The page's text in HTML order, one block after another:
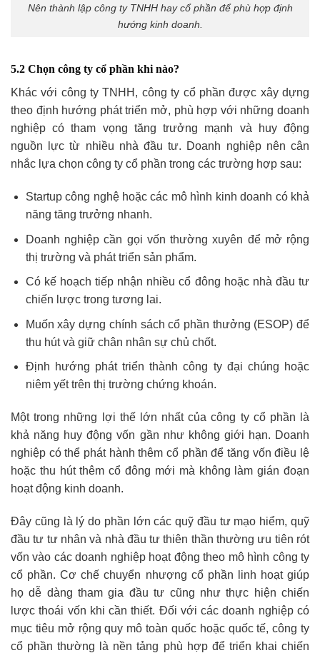
Nên thành lập công ty TNHH hay cổ phần để phù hợp định
hướng kinh doanh.
5.2 Chọn công ty cổ phần khi nào?
Khác với công ty TNHH, công ty cổ phần được xây dựng
theo định hướng phát triển mở, phù hợp với những doanh
nghiệp có tham vọng tăng trưởng mạnh và huy động
nguồn lực từ nhiều nhà đầu tư. Doanh nghiệp nên cân
nhắc lựa chọn công ty cổ phần trong các trường hợp sau:
Startup công nghệ hoặc các mô hình kinh doanh có khả
năng tăng trưởng nhanh.
Doanh nghiệp cần gọi vốn thường xuyên để mở rộng
thị trường và phát triển sản phẩm.
Có kế hoạch tiếp nhận nhiều cổ đông hoặc nhà đầu tư
chiến lược trong tương lai.
Muốn xây dựng chính sách cổ phần thưởng (ESOP) để
thu hút và giữ chân nhân sự chủ chốt.
Định hướng phát triển thành công ty đại chúng hoặc
niêm yết trên thị trường chứng khoán.
Một trong những lợi thế lớn nhất của công ty cổ phần là
khả năng huy động vốn gần như không giới hạn. Doanh
nghiệp có thể phát hành thêm cổ phần để tăng vốn điều lệ
hoặc thu hút thêm cổ đông mới mà không làm gián đoạn
hoạt động kinh doanh.
Đây cũng là lý do phần lớn các quỹ đầu tư mạo hiểm, quỹ
đầu tư tư nhân và nhà đầu tư thiên thần thường ưu tiên rót
vốn vào các doanh nghiệp hoạt động theo mô hình công ty
cổ phần. Cơ chế chuyển nhượng cổ phần linh hoạt giúp
họ dễ dàng tham gia đầu tư cũng như thực hiện chiến
lược thoái vốn khi cần thiết. Đối với các doanh nghiệp có
mục tiêu mở rộng quy mô toàn quốc hoặc quốc tế, công ty
cổ phần thường là nền tảng phù hợp để triển khai chiến